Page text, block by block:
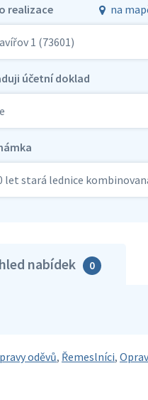
realizace na
1 (73601)
účetní doklad
let stará lednice
nabídek 0
oděvů, Řemeslníci,